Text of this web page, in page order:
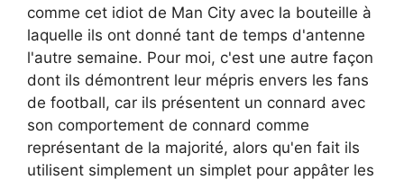
comme cet idiot de Man City avec la bouteille à
laquelle ils ont donné tant de temps d'antenne
l'autre semaine. Pour moi, c'est une autre façon
dont ils démontrent leur mépris envers les fans
de football, car ils présentent un connard avec
son comportement de connard comme
représentant de la majorité, alors qu'en fait ils
utilisent simplement un simplet pour appâter les